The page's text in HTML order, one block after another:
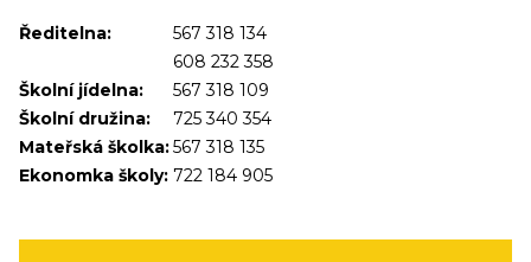
Ředitelna:
567 318 134
608 232 358
Školní jídelna:
567 318 109
Školní družina:
725 340 354
Mateřská školka:567 318 135
Ekonomka školy: 722 184 905